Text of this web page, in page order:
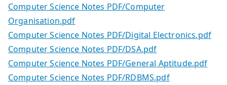
Computer Science Notes PDF/Computer
Organisation.pdf
Computer Science Notes PDF/Digital Electronics.pdf
Computer Science Notes PDF/DSA.pdf
Computer Science Notes PDF/General Aptitude.pdf
Computer Science Notes PDF/RDBMS.pdf